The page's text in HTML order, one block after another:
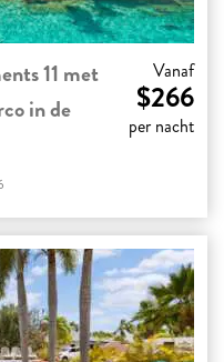
11 met
in de
Vanaf
$266
per nacht